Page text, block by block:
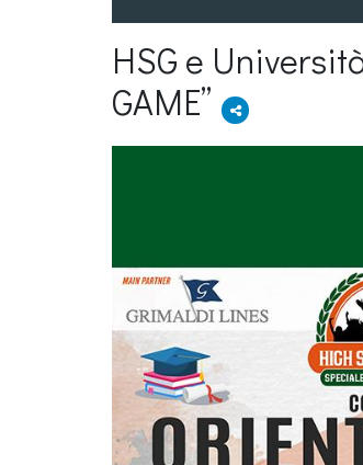
HSG e
GAME”